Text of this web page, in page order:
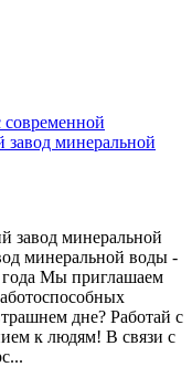
современной
минеральной
завод минеральной
минеральной воды -
года Мы приглашаем
дне? Работай с
к людям! В связи с